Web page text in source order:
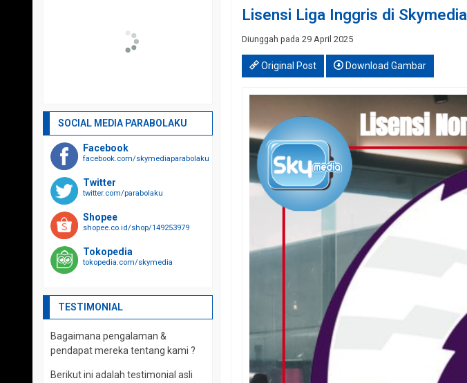
Lisensi Liga Inggris di Skymedia
Diunggah pada 29 April 2025
Original Post Download Gambar
SOCIAL MEDIA PARABOLAKU
Facebook
facebook.com/skymediaparabolaku
Twitter
twitter.com/parabolaku
Shopee
shopee.co.id/shop/149253979
Tokopedia
tokopedia.com/skymedia
TESTIMONIAL
Bagaimana pengalaman &
pendapat mereka tentang kami ?
Berikut ini adalah testimonial asli